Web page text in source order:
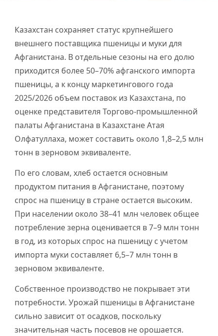
Казахстан сохраняет статус крупнейшего
внешнего поставщика пшеницы и муки для
Афганистана. В отдельные сезоны на его долю
приходится более 50–70% афганского импорта
пшеницы, а к концу маркетингового года
2025/2026 объем поставок из Казахстана, по
оценке представителя Торгово-промышленной
палаты Афганистана в Казахстане Атая
Олфатуллаха, может составить около 1,8–2,5 млн
тонн в зерновом эквиваленте.
По его словам, хлеб остается основным
продуктом питания в Афганистане, поэтому
спрос на пшеницу в стране остается высоким.
При населении около 38–41 млн человек общее
потребление зерна оценивается в 7–9 млн тонн
в год, из которых спрос на пшеницу с учетом
импорта муки составляет 6,5–7 млн тонн в
зерновом эквиваленте.
Собственное производство не покрывает эти
потребности. Урожай пшеницы в Афганистане
сильно зависит от осадков, поскольку
значительная часть посевов не орошается.